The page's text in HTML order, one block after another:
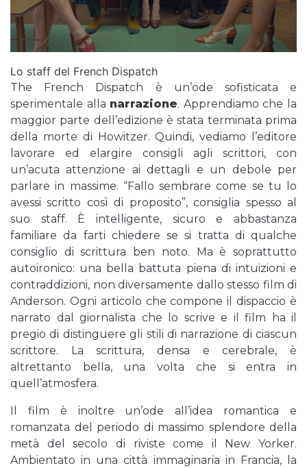
Lo staff del French Dispatch
The French Dispatch è un’ode sofisticata e
sperimentale alla narrazione. Apprendiamo che la
maggior parte dell’edizione è stata terminata prima
della morte di Howitzer. Quindi, vediamo l’editore
lavorare ed elargire consigli agli scrittori, con
un’acuta attenzione ai dettagli e un debole per
parlare in massime. “Fallo sembrare come se tu lo
avessi scritto così di proposito”, consiglia spesso al
suo staff. È intelligente, sicuro e abbastanza
familiare da farti chiedere se si tratta di qualche
consiglio di scrittura ben noto. Ma è soprattutto
autoironico: una bella battuta piena di intuizioni e
contraddizioni, non diversamente dallo stesso film di
Anderson. Ogni articolo che compone il dispaccio è
narrato dal giornalista che lo scrive e il film ha il
pregio di distinguere gli stili di narrazione di ciascun
scrittore. La scrittura, densa e cerebrale, è
altrettanto bella, una volta che si entra in
quell’atmosfera.
Il film è inoltre un’ode all’idea romantica e
romanzata del periodo di massimo splendore della
metà del secolo di riviste come il New Yorker.
Ambientato in una città immaginaria in Francia, la